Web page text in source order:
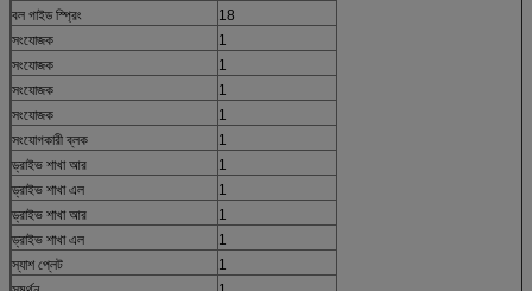
বল গাইড স্প্রিং
18
সংযোজক
1
সংযোজক
1
সংযোজক
1
সংযোজক
1
সংযোগকারী ব্লক
1
ড্রাইভ শাখা আর
1
ড্রাইভ শাখা এল
1
ড্রাইভ শাখা আর
1
ড্রাইভ শাখা এল
1
স্যাশ প্লেট
1